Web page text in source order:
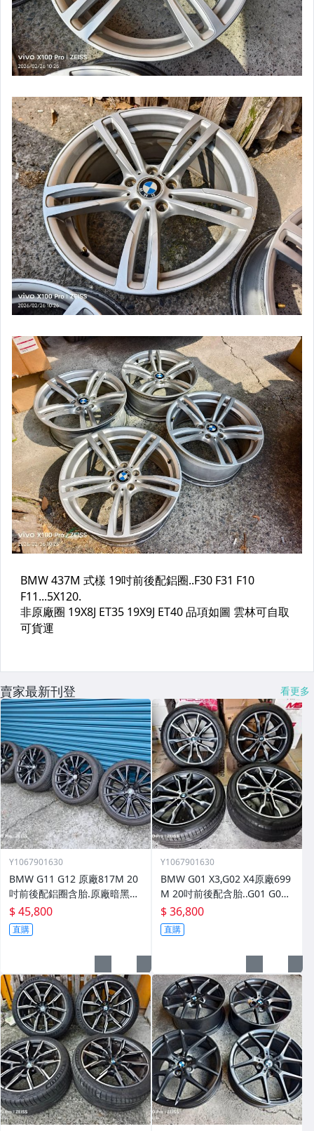
賣家最新刊登 看更多
Y1067901630
BMW G11 G12 原廠817M 20
吋前後配鋁圈含胎.原廠暗黑板.
原漆.市面上少有.G01 G02.
$ 45,800
直購
Y1067901630
BMW G01 X3,G02 X4原廠699
M 20吋前後配含胎..G01 G02
G11 G12..
$ 36,800
直購